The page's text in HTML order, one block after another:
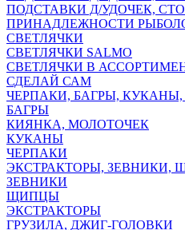
ПОДСТАВКИ Д/УДОЧЕК,
ПРИНАДЛЕЖНОСТИ
СВЕТЛЯЧКИ
СВЕТЛЯЧКИ SALMO
СВЕТЛЯЧКИ В
СДЕЛАЙ САМ
ЧЕРПАКИ, БАГРЫ,
БАГРЫ
КИЯНКА, МОЛОТОЧЕК
КУКАНЫ
ЧЕРПАКИ
ЭКСТРАКТОРЫ, ЗЕВНИКИ,
ЗЕВНИКИ
ЩИПЦЫ
ЭКСТРАКТОРЫ
ГРУЗИЛА, ДЖИГ-ГОЛОВКИ